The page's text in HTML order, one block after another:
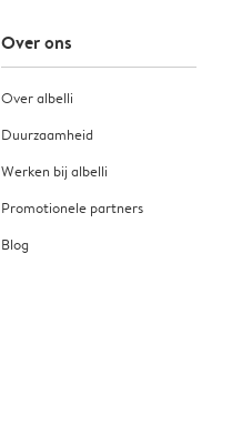
Over ons
Over albelli
Duurzaamheid
Werken bij albelli
Promotionele partners
Blog